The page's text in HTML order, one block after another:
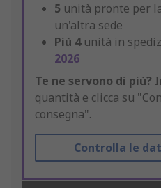
5 unità pronte per
un'altra sede
Più 4 unità in
2026
Te ne servono di più?
quantità e clicca su
consegna".
Controlla le